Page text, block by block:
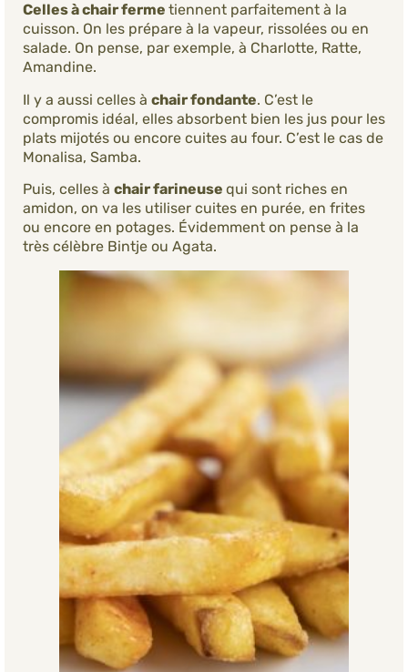
Celles à chair ferme tiennent parfaitement à la
cuisson. On les prépare à la vapeur, rissolées ou en
salade. On pense, par exemple, à Charlotte, Ratte,
Amandine.
Il y a aussi celles à chair fondante. C’est le
compromis idéal, elles absorbent bien les jus pour les
plats mijotés ou encore cuites au four. C’est le cas de
Monalisa, Samba.
Puis, celles à chair farineuse qui sont riches en
amidon, on va les utiliser cuites en purée, en frites
ou encore en potages. Évidemment on pense à la
très célèbre Bintje ou Agata.